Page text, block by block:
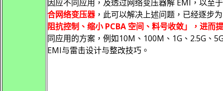
因应不同应用，及透过网络变压器解 EMI，以至
合网络变压器 ，此可以解决上述问题，已经逐步
阻抗控制、缩小 PCBA 空间、料号收敛」，进而
同应用的方案，例如10M、100M、1G、2.5G、
EMI与雷击设计与整改技巧。